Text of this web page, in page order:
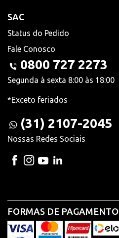
SAC
Status do Pedido
Fale Conosco
0800 727 2273
Segunda à sexta 8:00 às 18:00
*Exceto feriados
(31) 2107-2045
Nossas Redes Sociais
FORMAS DE PAGAMENTO